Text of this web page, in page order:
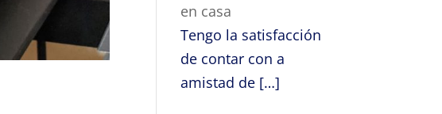
en casa
Tengo la satisfacción
de contar con a
amistad de […]